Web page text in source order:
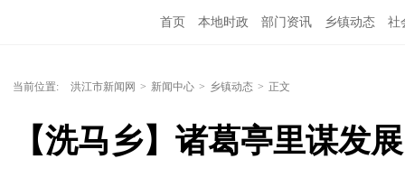
首页 本地时政 部门资讯 乡镇动态 社
当前位置: 洪江市新闻网 > 新闻中心 > 乡镇动态 > 正文
【洗马乡】诸葛亭里谋发